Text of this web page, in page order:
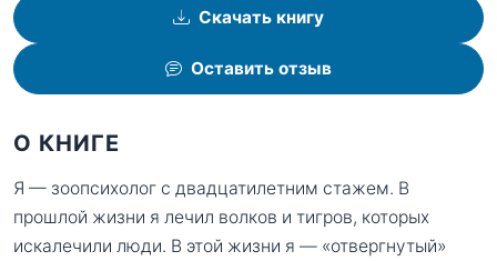
Скачать книгу
Оставить отзыв
О КНИГЕ
Я — зоопсихолог с двадцатилетним стажем. В
прошлой жизни я лечил волков и тигров, которых
искалечили люди. В этой жизни я — «отвергнутый»